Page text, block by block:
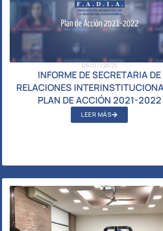
06/07/2021
INFORME DE SECRETARIA DE
RELACIONES
PLAN DE ACCIÓN 2021-2022
LEER MÁS